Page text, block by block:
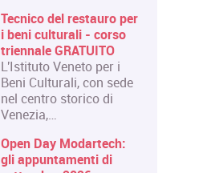
Tecnico del restauro per
i beni culturali - corso
triennale GRATUITO
L'Istituto Veneto per i
Beni Culturali, con sede
nel centro storico di
Venezia,…
Open Day Modartech:
gli appuntamenti di